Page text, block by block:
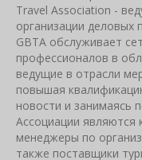
Travel Association -
организации деловых
GBTA обслуживает
профессионалов в
ведущие в отрасли
повышая
новости и занимаясь
Ассоциации являются
менеджеры по
также поставщики